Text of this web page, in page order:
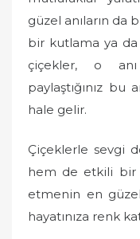
güzel anıların da
bir kutlama ya
çiçekler, o
paylaştığınız
hale gelir.
Çiçeklerle sevgi
hem de etkili bir
etmenin en
hayatınıza renk